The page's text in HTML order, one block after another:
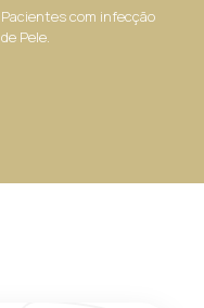
Pacientes com infecção
de Pele.